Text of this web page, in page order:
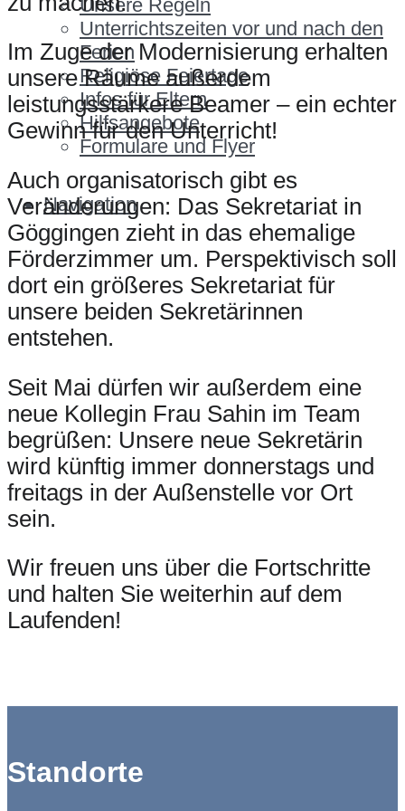
Unsere Regeln
Unterrichtszeiten vor und nach den
Ferien
Religiöse Feiertage
Infos für Eltern
Hilfsangebote
Formulare und Flyer
Navigation
Im Zuge der Modernisierung erhalten
unsere Räume außerdem
leistungsstärkere Beamer – ein echter
Gewinn für den Unterricht!
Auch organisatorisch gibt es
Veränderungen: Das Sekretariat in
Göggingen zieht in das ehemalige
Förderzimmer um. Perspektivisch soll
dort ein größeres Sekretariat für
unsere beiden Sekretärinnen
entstehen.
Seit Mai dürfen wir außerdem eine
neue Kollegin Frau Sahin im Team
begrüßen: Unsere neue Sekretärin
wird künftig immer donnerstags und
freitags in der Außenstelle vor Ort
sein.
Wir freuen uns über die Fortschritte
und halten Sie weiterhin auf dem
Laufenden!
Standorte